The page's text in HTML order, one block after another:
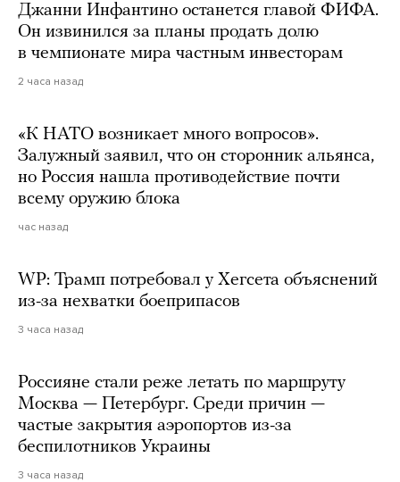
Джанни Инфантино останется главой ФИФА.
Он извинился за планы продать долю
в чемпионате мира частным инвесторам
2 часа назад
«К НАТО возникает много вопросов».
Залужный заявил, что он сторонник альянса,
но Россия нашла противодействие почти
всему оружию блока
час назад
WP: Трамп потребовал у Хегсета объяснений
из-за нехватки боеприпасов
3 часа назад
Россияне стали реже летать по маршруту
Москва — Петербург. Среди причин —
частые закрытия аэропортов из-за
беспилотников Украины
3 часа назад